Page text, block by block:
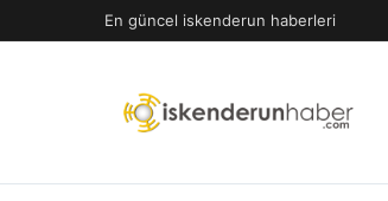
geç
En güncel iskenderun haberleri